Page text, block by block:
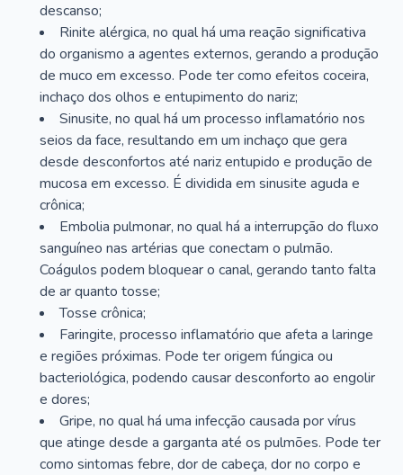
descanso;
Rinite alérgica, no qual há uma reação significativa
do organismo a agentes externos, gerando a produção
de muco em excesso. Pode ter como efeitos coceira,
inchaço dos olhos e entupimento do nariz;
Sinusite, no qual há um processo inflamatório nos
seios da face, resultando em um inchaço que gera
desde desconfortos até nariz entupido e produção de
mucosa em excesso. É dividida em sinusite aguda e
crônica;
Embolia pulmonar, no qual há a interrupção do fluxo
sanguíneo nas artérias que conectam o pulmão.
Coágulos podem bloquear o canal, gerando tanto falta
de ar quanto tosse;
Tosse crônica;
Faringite, processo inflamatório que afeta a laringe
e regiões próximas. Pode ter origem fúngica ou
bacteriológica, podendo causar desconforto ao engolir
e dores;
Gripe, no qual há uma infecção causada por vírus
que atinge desde a garganta até os pulmões. Pode ter
como sintomas febre, dor de cabeça, dor no corpo e